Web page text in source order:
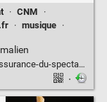
· CNM
·
· musique ·
du-spectacle-vivant/
·